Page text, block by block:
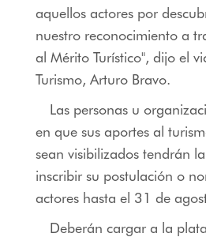
aquellos actores por
nuestro reconocimiento a
al Mérito Turístico", dijo el
Turismo, Arturo Bravo.
Las personas u
en que sus aportes al
sean visibilizados tendrán
inscribir su postulación o
actores hasta el 31 de
Deberán cargar a la